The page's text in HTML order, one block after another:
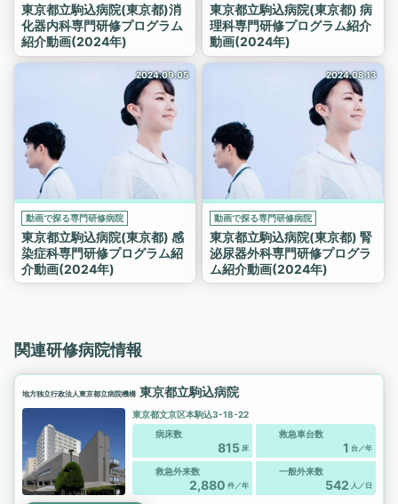
東京都立駒込病院(東京都)消
化器内科専門研修プログラム
紹介動画(2024年)
東京都立駒込病院(東京都) 病
理科専門研修プログラム紹介
動画(2024年)
2024.09.05
動画で探る専門研修病院
東京都立駒込病院(東京都) 感
染症科専門研修プログラム紹
介動画(2024年)
2024.08.13
動画で探る専門研修病院
東京都立駒込病院(東京都) 腎
泌尿器外科専門研修プログラ
ム紹介動画(2024年)
関連研修病院情報
地方独立行政法人東京都立病院機構 東京都立駒込病院
東京都文京区本駒込3-18-22
病床数
815 床
救急車台数
1 台／年
救急外来数
2,880 件／年
一般外来数
542 人／日